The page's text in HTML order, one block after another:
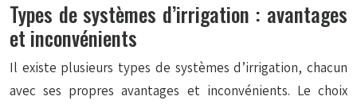
Types de systèmes d’irrigation : avantages
et inconvénients
Il existe plusieurs types de systèmes d’irrigation, chacun
avec ses propres avantages et inconvénients. Le choix